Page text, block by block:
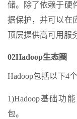
储。除了依赖于硬
据保护，并可以在
顶层提供高可用服
02Hadoop生态圈
Hadoop包括以下4
1)Hadoop基础功
包。